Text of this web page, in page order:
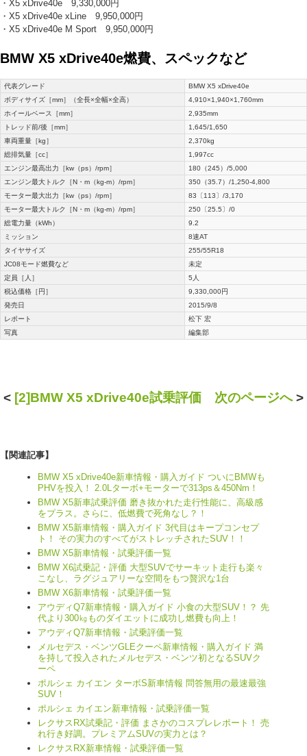
・X5 xDrive40e 9,330,000円
・X5 xDrive40e xLine 9,950,000円
・X5 xDrive40e M Sport 9,950,000円
BMW X5 xDrive40e燃費、スペックなど
代表グレード
BMW X5 xDrive40e
ボディサイズ［mm］（全長×全幅×全高）
4,910×1,940×1,760mm
ホイールベース［mm］
2,935mm
トレッド前/後［mm］
1,645/1,650
車両重量［kg］
2,370kg
総排気量［cc］
1,997cc
エンジン最高出力［kw（ps）/rpm］
180（245）/5,000
エンジン最大トルク［N・m（kg-m）/rpm］
350（35.7）/1,250-4,800
モーター最大出力［kw（ps）/rpm］
83〔113〕/3,170
モーター最大トルク［N・m（kg-m）/rpm］
250〔25.5〕/0
総電力量（kWh）
9.2
ミッション
8速AT
タイヤサイズ
255/55R18
JC08モード燃費など
未定
定員［人］
5人
税込価格［円］
9,330,000円
発売日
2015/9/8
レポート
松下 宏
写真
編集部
< [2]BMW X5 xDrive40e試乗評価 次のページへ>
【関連記事】
BMW X5 xDrive40e新車情報・購入ガイド ついにBMWも
PHVを投入！ 2.0Lターボ+モーターで313ps＆450Nm！
BMW X5新車試乗評価 磨き抜かれた走行性能に、高級感
をプラス。さらに、低燃費で死角なし？！
BMW X5新車情報・購入ガイド 3代目はキープコンセプ
ト！ その実力のすべてがストレッチされたSUV！！
BMW X5新車情報・試乗評価一覧
BMW X6試乗記・評価 大型SUVでサーキット走行も楽々
こなし、ラグジュアリーな空間をもつ贅沢な1台
BMW X6新車情報・試乗評価一覧
アウディQ7新車情報・購入ガイド 小食の大型SUV！？ 先
代より300㎏ものダイエットに成功し燃費も向上！
アウディQ7新車情報・試乗評価一覧
メルセデス・ベンツGLEクーペ新車情報・購入ガイド 満
を持して投入されたメルセデス・ベンツ初となるSUVク
ーペ
ポルシェ カイエン ターボS新車情報 問答無用の最速最強
SUV！
ポルシェ カイエン新車情報・試乗評価一覧
レクサスRX試乗記・評価 まさかのコスプレレポート！ 売
れ行き好調。プレミアムSUVの実力とは？
レクサスRX新車情報・試乗評価一覧